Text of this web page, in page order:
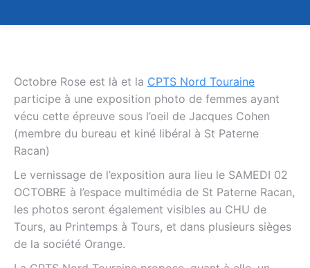
Octobre Rose est là et la CPTS Nord Touraine
participe à une exposition photo de femmes ayant
vécu cette épreuve sous l’oeil de Jacques Cohen
(membre du bureau et kiné libéral à St Paterne
Racan)
Le vernissage de l’exposition aura lieu le SAMEDI 02
OCTOBRE à l’espace multimédia de St Paterne Racan,
les photos seront également visibles au CHU de
Tours, au Printemps à Tours, et dans plusieurs sièges
de la société Orange.